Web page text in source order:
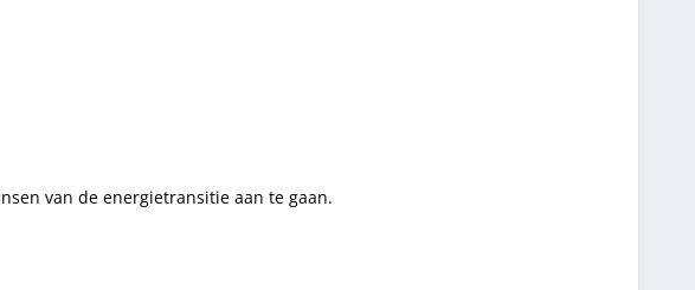
van de energietransitie aan te gaan.